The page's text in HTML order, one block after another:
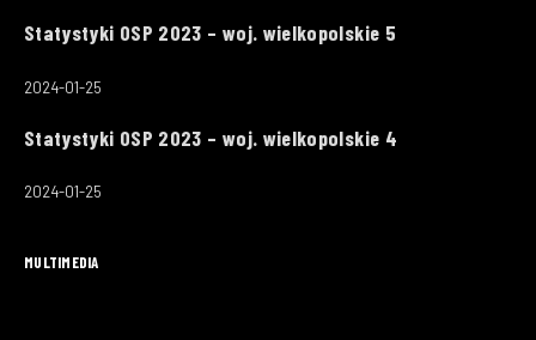
Statystyki OSP 2023 – woj. wielkopolskie 5
2024-01-25
Statystyki OSP 2023 – woj. wielkopolskie 4
2024-01-25
MULTIMEDIA